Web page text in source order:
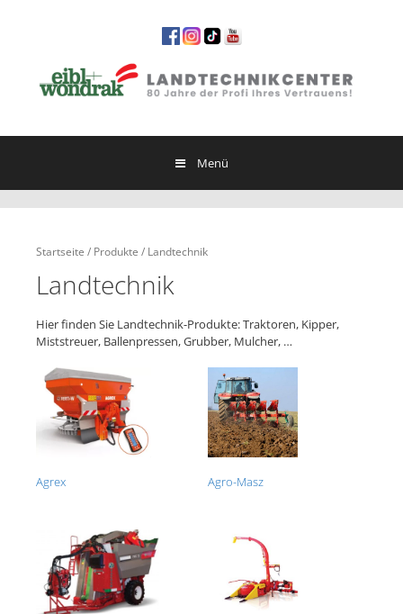
Menü
Startseite / Produkte / Landtechnik
Landtechnik
Hier finden Sie Landtechnik-Produkte: Traktoren, Kipper,
Miststreuer, Ballenpressen, Grubber, Mulcher, …
Agrex Agro-Masz